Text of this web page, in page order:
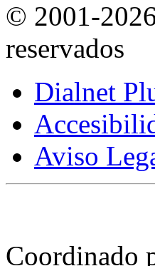
© 2001-
reservados
Dialnet
Aviso
Coordinado